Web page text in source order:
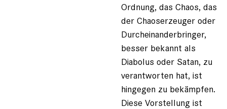
Ordnung, das Chaos, das
der Chaoserzeuger oder
Durcheinanderbringer,
besser bekannt als
Diabolus oder Satan, zu
verantworten hat, ist
hingegen zu bekämpfen.
Diese Vorstellung ist